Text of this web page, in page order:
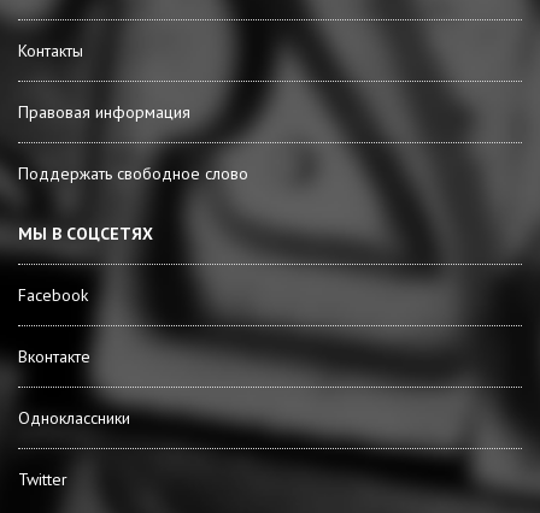
Контакты
Правовая информация
Поддержать свободное слово
МЫ В СОЦСЕТЯХ
Facebook
Вконтакте
Одноклассники
Twitter